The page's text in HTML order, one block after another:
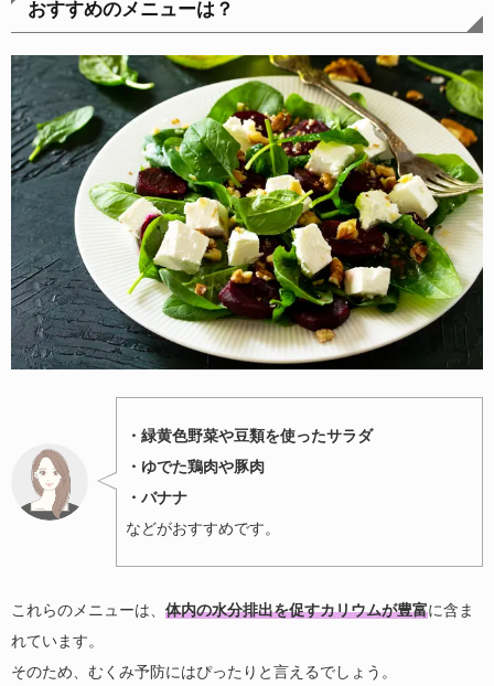
おすすめのメニューは？
・緑黄色野菜や豆類を使ったサラダ
・ゆでた鶏肉や豚肉
・バナナ
などがおすすめです。
これらのメニューは、 体内の水分排出を促すカリウムが豊富に含ま
れています。
そのため、むくみ予防にはぴったりと言えるでしょう。